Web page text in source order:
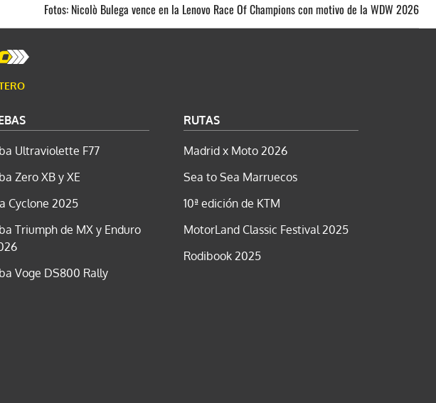
Fotos: Nicolò Bulega vence en la Lenovo Race Of Champions con motivo de la WDW 2026
Ultraviolette F77
Zero XB y XE
Cyclone 2025
Triumph de MX y Enduro
Voge DS800 Rally
RUTAS
Madrid x Moto 2026
Sea to Sea Marruecos
10ª edición de KTM
MotorLand Classic Festival 2025
Rodibook 2025